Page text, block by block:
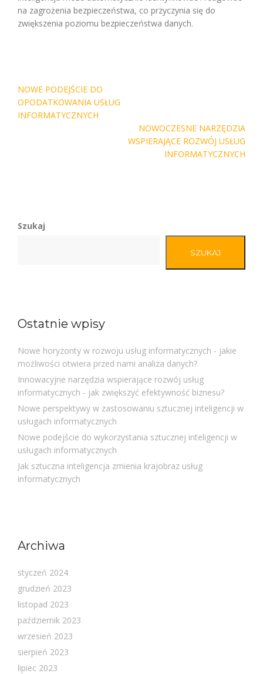
na zagrożenia bezpieczeństwa, co przyczynia się do
zwiększenia poziomu bezpieczeństwa danych.
Nawigacja
wpisu
NOWE PODEJŚCIE DO
OPODATKOWANIA USŁUG
INFORMATYCZNYCH
NOWOCZESNE NARZĘDZIA
WSPIERAJĄCE ROZWÓJ USŁUG
INFORMATYCZNYCH
Szukaj
SZUKAJ
Ostatnie wpisy
Nowe horyzonty w rozwoju usług informatycznych - jakie
możliwości otwiera przed nami analiza danych?
Innowacyjne narzędzia wspierające rozwój usług
informatycznych - jak zwiększyć efektywność biznesu?
Nowe perspektywy w zastosowaniu sztucznej inteligencji w
usługach informatycznych
Nowe podejście do wykorzystania sztucznej inteligencji w
usługach informatycznych
Jak sztuczna inteligencja zmienia krajobraz usług
informatycznych
Archiwa
styczeń 2024
grudzień 2023
listopad 2023
październik 2023
wrzesień 2023
sierpień 2023
lipiec 2023